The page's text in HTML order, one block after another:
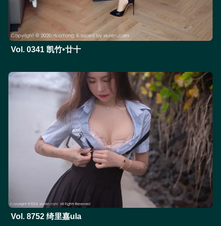
Vol. 0341 凯竹•廿十
Vol. 8752 绮里嘉ula